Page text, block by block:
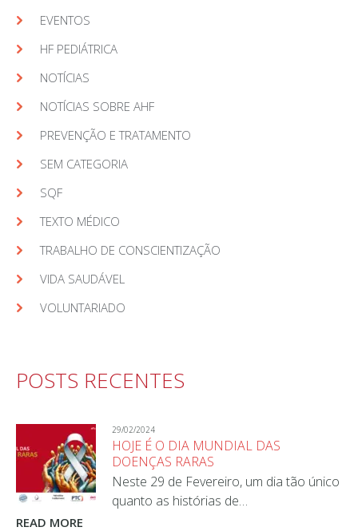
EVENTOS
HF PEDIÁTRICA
NOTÍCIAS
NOTÍCIAS SOBRE AHF
PREVENÇÃO E TRATAMENTO
SEM CATEGORIA
SQF
TEXTO MÉDICO
TRABALHO DE CONSCIENTIZAÇÃO
VIDA SAUDÁVEL
VOLUNTARIADO
POSTS RECENTES
29/02/2024
HOJE É O DIA MUNDIAL DAS
DOENÇAS RARAS
Neste 29 de Fevereiro, um dia tão único
quanto as histórias de…
READ MORE